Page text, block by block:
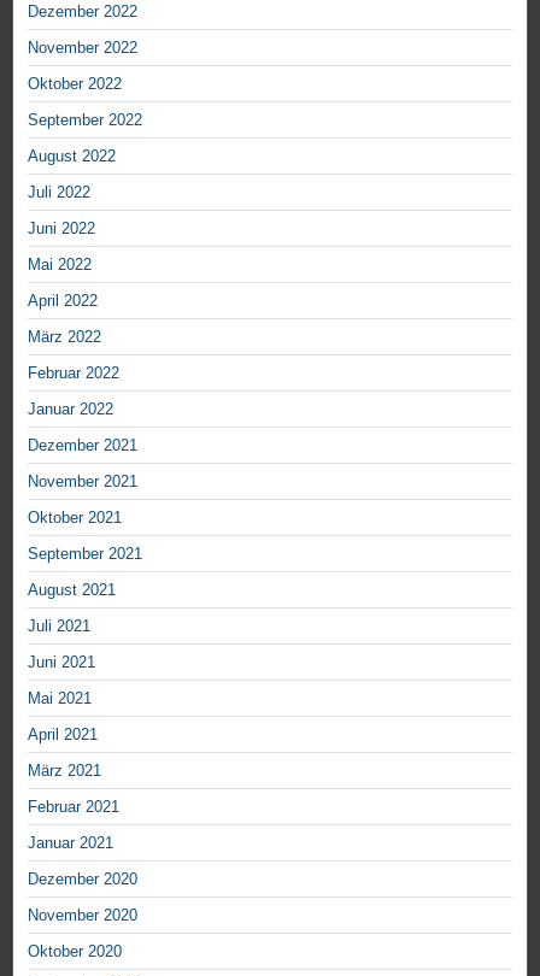
Dezember 2022
November 2022
Oktober 2022
September 2022
August 2022
Juli 2022
Juni 2022
Mai 2022
April 2022
März 2022
Februar 2022
Januar 2022
Dezember 2021
November 2021
Oktober 2021
September 2021
August 2021
Juli 2021
Juni 2021
Mai 2021
April 2021
März 2021
Februar 2021
Januar 2021
Dezember 2020
November 2020
Oktober 2020